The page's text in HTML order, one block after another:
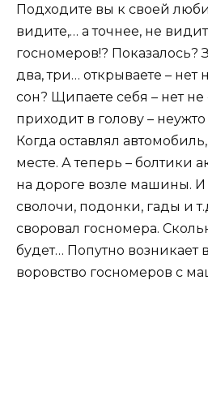
Подходите вы к своей
видите,… а точнее, не
госномеров!? Показалось?
два, три… открываете – нет
сон? Щипаете себя – нет не
приходит в голову –
Когда оставлял
месте. А теперь – болтики
на дороге возле машины. И
сволочи, подонки, гады и
своровал госномера.
будет… Попутно
воровство госномеров с